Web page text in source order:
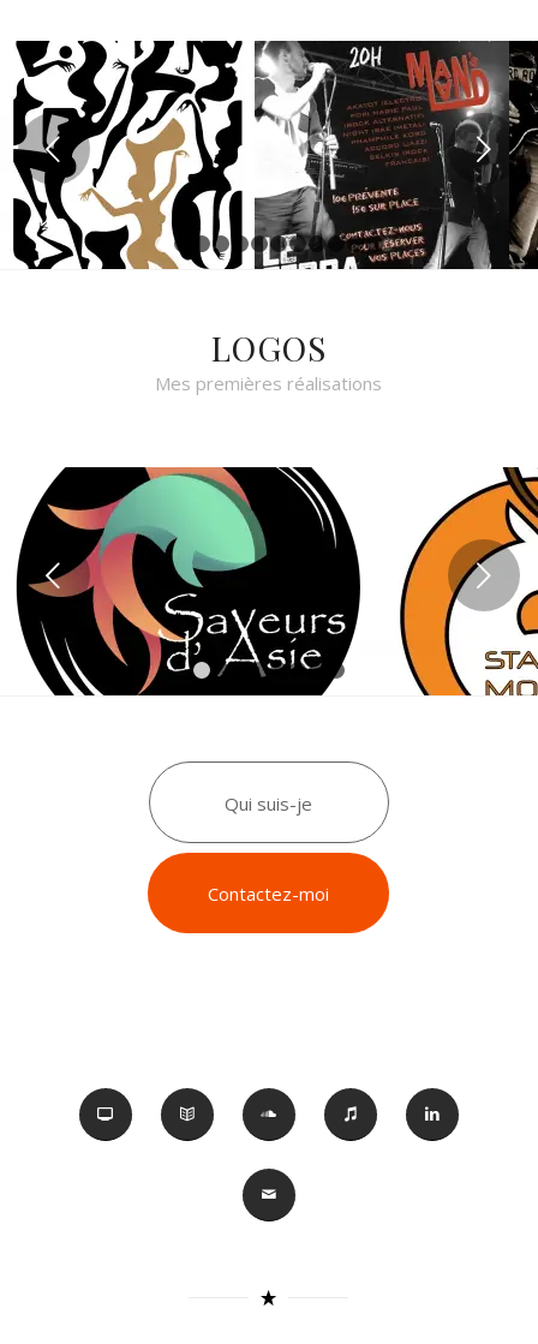
Suivant
1 2 3 4 5 6 7 8 9 10 11 12
LOGOS
Mes premières réalisations
Suivant
1 2 6 8
Qui suis-je
Contactez-moi